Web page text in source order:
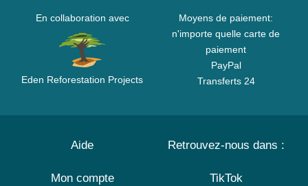
En collaboration avec
Eden Reforestation Projects
Moyens de paiement:
n'importe quelle carte de
paiement
PayPal
Transferts 24
Aide
Mon compte
Retrouvez-nous dans :
TikTok